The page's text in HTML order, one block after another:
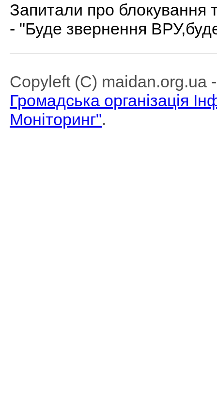
Запитали про блокування
- "Буде звернення
Copyleft (C) maidan.org.ua
Громадська організація
Моніторинг".